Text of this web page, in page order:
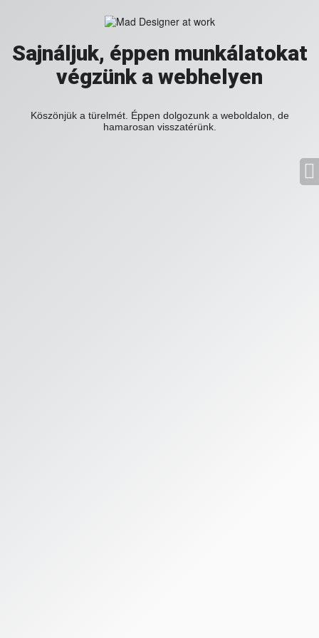
Sajnáljuk, éppen munkálatokat
végzünk a webhelyen
Köszönjük a türelmét. Éppen dolgozunk a weboldalon, de
hamarosan visszatérünk.